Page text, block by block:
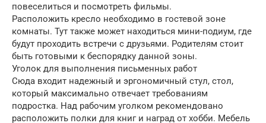
повеселиться и посмотреть фильмы.
Расположить кресло необходимо в гостевой зоне
комнаты. Тут также может находиться мини-подиум, где
будут проходить встречи с друзьями. Родителям стоит
быть готовыми к беспорядку данной зоны.
Уголок для выполнения письменных работ
Сюда входит надежный и эргономичный стул, стол,
который максимально отвечает требованиям
подростка. Над рабочим уголком рекомендовано
расположить полки для книг и наград от хобби. Мебель